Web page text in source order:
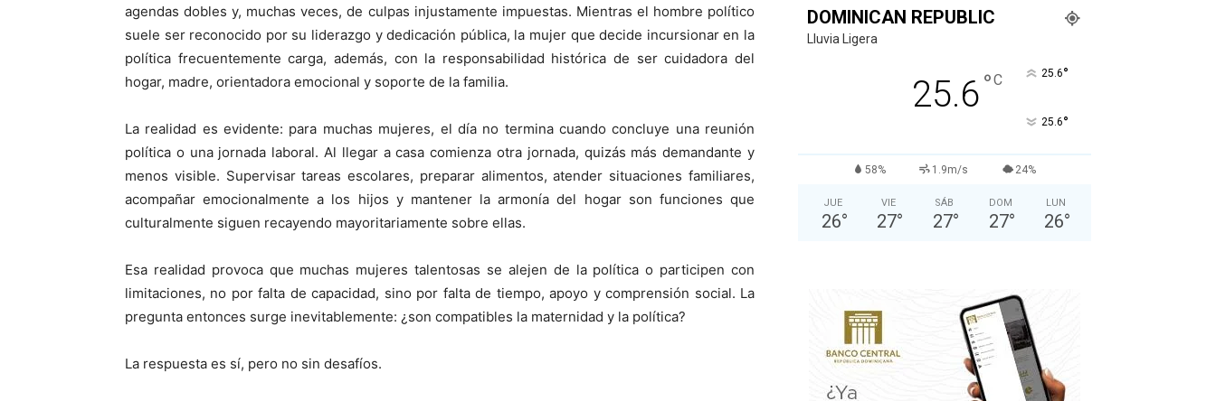
agendas dobles y, muchas veces, de culpas injustamente impuestas. Mientras el hombre político
suele ser reconocido por su liderazgo y dedicación pública, la mujer que decide incursionar en la
política frecuentemente carga, además, con la responsabilidad histórica de ser cuidadora del
hogar, madre, orientadora emocional y soporte de la familia.
La realidad es evidente: para muchas mujeres, el día no termina cuando concluye una reunión
política o una jornada laboral. Al llegar a casa comienza otra jornada, quizás más demandante y
menos visible. Supervisar tareas escolares, preparar alimentos, atender situaciones familiares,
acompañar emocionalmente a los hijos y mantener la armonía del hogar son funciones que
culturalmente siguen recayendo mayoritariamente sobre ellas.
Esa realidad provoca que muchas mujeres talentosas se alejen de la política o participen con
limitaciones, no por falta de capacidad, sino por falta de tiempo, apoyo y comprensión social. La
pregunta entonces surge inevitablemente: ¿son compatibles la maternidad y la política?
La respuesta es sí, pero no sin desafíos.
DOMINICAN REPUBLIC
Lluvia Ligera
25.6°C 25.6°
25.6°
58% 1.9m/s 24%
JUE
26°
VIE
27°
SÁB
27°
DOM
27°
LUN
26°